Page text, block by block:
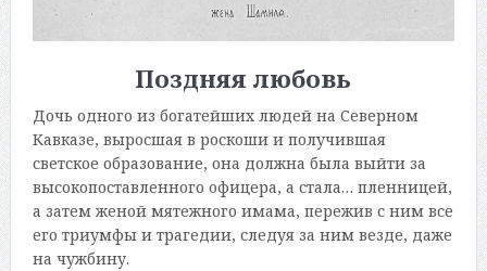
Поздняя любовь
Дочь одного из богатейших людей на Северном
Кавказе, выросшая в роскоши и получившая
светское образование, она должна была выйти за
высокопоставленного офицера, а стала… пленницей,
а затем женой мятежного имама, пережив с ним все
его триумфы и трагедии, следуя за ним везде, даже
на чужбину.